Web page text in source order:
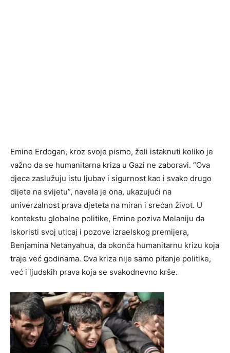
Emine Erdogan, kroz svoje pismo, želi istaknuti koliko je
važno da se humanitarna kriza u Gazi ne zaboravi. “Ova
djeca zaslužuju istu ljubav i sigurnost kao i svako drugo
dijete na svijetu”, navela je ona, ukazujući na
univerzalnost prava djeteta na miran i srećan život. U
kontekstu globalne politike, Emine poziva Melaniju da
iskoristi svoj uticaj i pozove izraelskog premijera,
Benjamina Netanyahua, da okonča humanitarnu krizu koja
traje već godinama. Ova kriza nije samo pitanje politike,
već i ljudskih prava koja se svakodnevno krše.